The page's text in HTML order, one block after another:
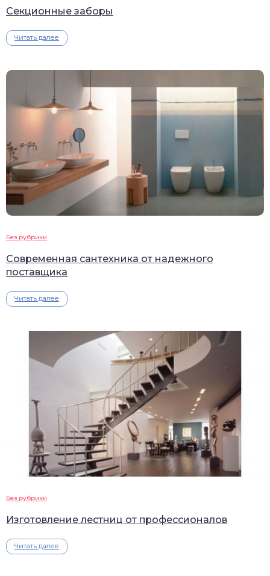
Секционные заборы
Читать далее
Без рубрики
Современная сантехника от надежного
поставщика
Читать далее
Без рубрики
Изготовление лестниц от профессионалов
Читать далее